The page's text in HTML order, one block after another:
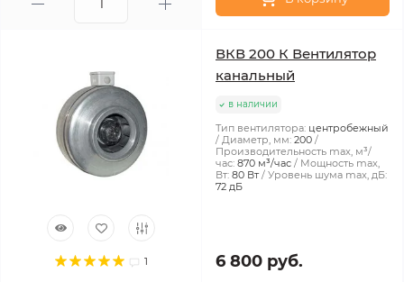
1
ВКВ 200 К Вентилятор
канальный
в наличии
Тип вентилятора: центробежный
Диаметр, мм: 200
Производительность max, м³/
час: 870 м³/час
Мощность max,
Вт: 80 Вт
Уровень шума max, дБ:
72 дБ
6 800 руб.